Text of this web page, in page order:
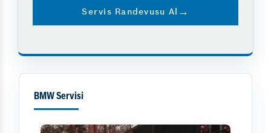
Servis Randevusu Al
BMW Servisi